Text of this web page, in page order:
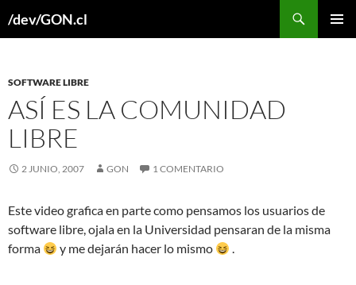
/dev/GON.cl
SOFTWARE LIBRE
ASÍ ES LA COMUNIDAD
LIBRE
2 JUNIO, 2007 GON 1 COMENTARIO
Este video grafica en parte como pensamos los usuarios de
software libre, ojala en la Universidad pensaran de la misma
forma
y me dejarán hacer lo mismo .